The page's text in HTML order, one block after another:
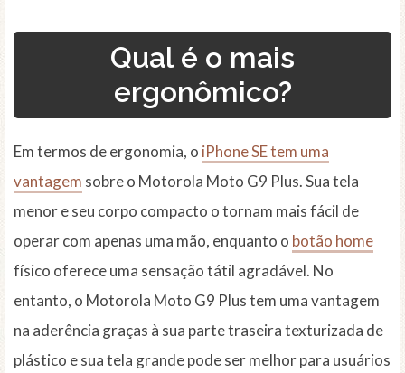
Qual é o mais
ergonômico?
Em termos de ergonomia, o iPhone SE tem uma
vantagem sobre o Motorola Moto G9 Plus. Sua tela
menor e seu corpo compacto o tornam mais fácil de
operar com apenas uma mão, enquanto o botão home
físico oferece uma sensação tátil agradável. No
entanto, o Motorola Moto G9 Plus tem uma vantagem
na aderência graças à sua parte traseira texturizada de
plástico e sua tela grande pode ser melhor para usuários